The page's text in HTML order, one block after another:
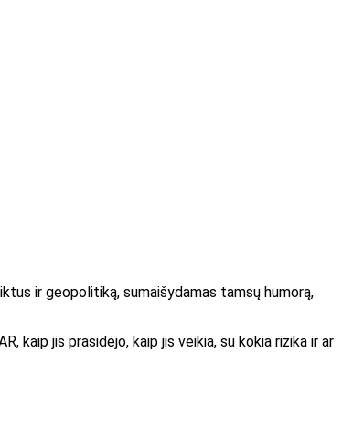
ir geopolitiką, sumaišydamas tamsų humorą,
kaip jis prasidėjo, kaip jis veikia, su kokia rizika ir ar